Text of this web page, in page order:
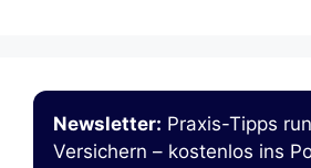
Newsletter: Praxis-Tipps
Versichern – kostenlos ins